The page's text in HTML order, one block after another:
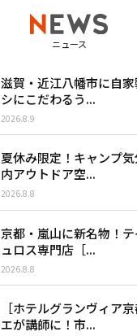
ニュース
滋賀・近江八幡市に自
シにこだわるう...
2026.8.9
夏休み限定！キャンプ
内アウトドア空...
2026.8.8
京都・嵐山に新名物！
ュロス専門店［...
2026.8.8
［ホテルグランヴィア
エが講師に！市...